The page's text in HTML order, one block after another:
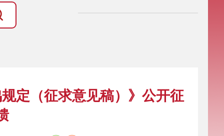
定（征求意见稿）》公开征